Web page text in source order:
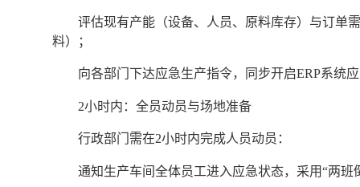
评估现有产能（设备、人员、原料库存）与订单
料）；
向各部门下达应急生产指令，同步开启ERP系统
2小时内：全员动员与场地准备
行政部门需在2小时内完成人员动员：
通知生产车间全体员工进入应急状态，采用“两